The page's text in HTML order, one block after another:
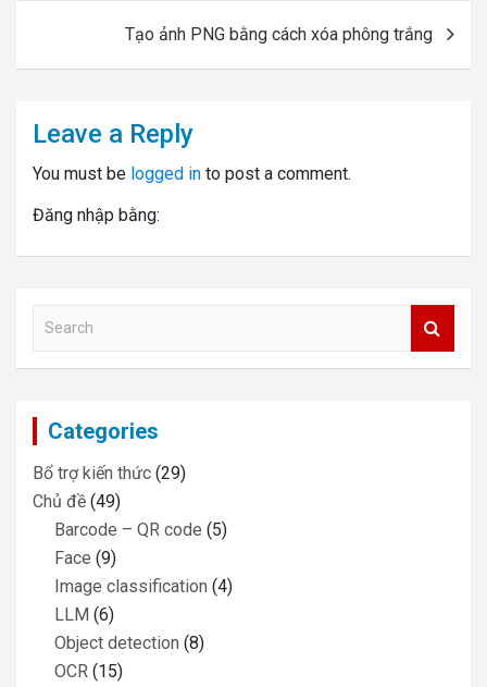
Tạo ảnh PNG bằng cách xóa phông trắng
Leave a Reply
You must be logged in to post a comment.
Đăng nhập bằng:
a
Categories
Bổ trợ kiến thức (29)
Chủ đề (49)
Barcode – QR code (5)
Face (9)
Image classification (4)
LLM (6)
Object detection (8)
OCR (15)